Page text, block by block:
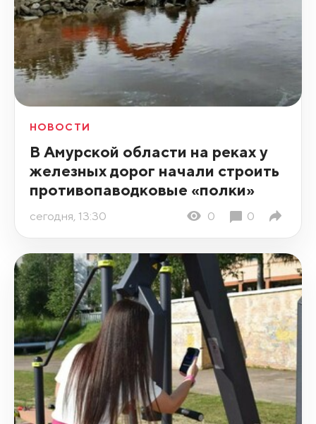
НОВОСТИ
В Амурской области на реках у
железных дорог начали строить
противопаводковые «полки»
сегодня, 13:30 0 0